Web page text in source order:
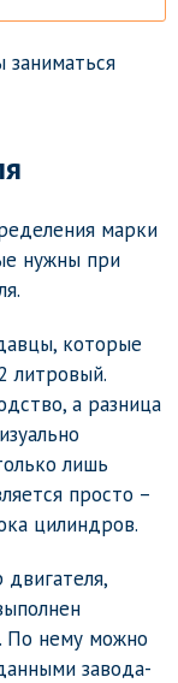
марки
нужны при
которые
литровый.
а разница
лишь
просто –
цилиндров.
По нему можно
завода-